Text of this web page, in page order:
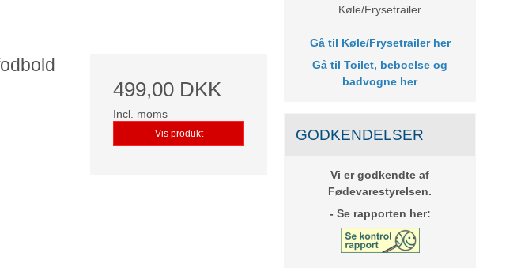
499,00 DKK
Incl. moms
Vis produkt
Køle/Frysetrailer
Gå til Køle/Frysetrailer her
Gå tilToilet, beboelse og
badvogne her
GODKENDELSER
Vi er godkendte af
Fødevarestyrelsen.
- Se rapporten her: